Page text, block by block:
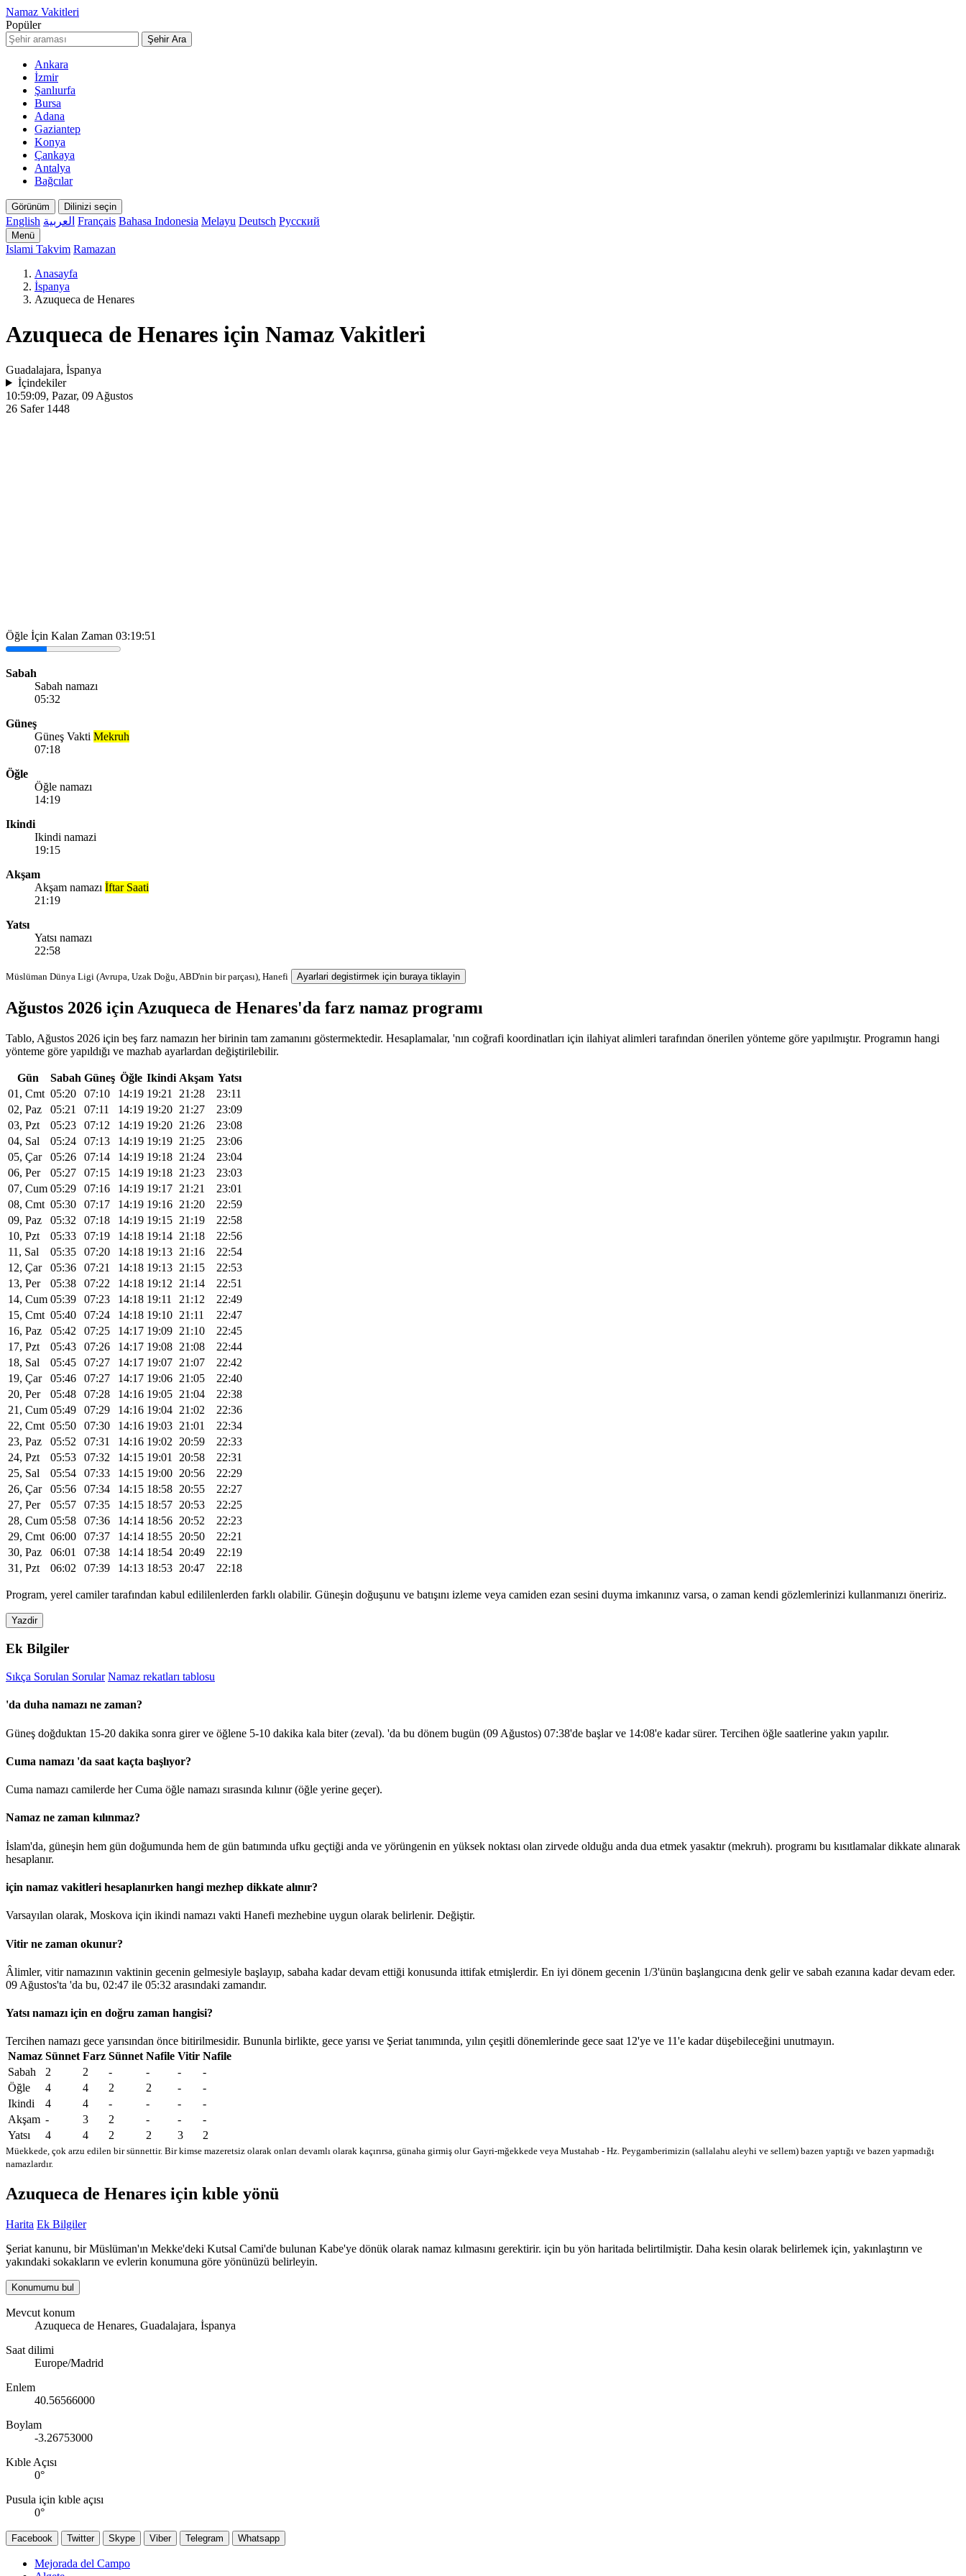
Namaz Vakitleri
Popüler
Şehir Ara
Ankara
İzmir
Şanlıurfa
Bursa
Adana
Gaziantep
Konya
Çankaya
Antalya
Bağcılar
Görünüm Dilinizi seçin
English العربية Français Bahasa Indonesia Melayu Deutsch Русский
Menü
Islami Takvim Ramazan
Anasayfa
İspanya
Azuqueca de Henares
Azuqueca de Henares için Namaz Vakitleri
Guadalajara, İspanya
İçindekiler
10:59:09, Pazar, 09 Ağustos
26 Safer 1448
Öğle İçin Kalan Zaman 03:19:51
Sabah
Sabah namazı
05:32
Güneş
Güneş Vakti Mekruh
07:18
Öğle
Öğle namazı
14:19
Ikindi
Ikindi namazi
19:15
Akşam
Akşam namazı İftar Saati
21:19
Yatsı
Yatsı namazı
22:58
Müslüman Dünya Ligi (Avrupa, Uzak Doğu, ABD'nin bir parçası), Hanefi Ayarlari degistirmek için buraya tiklayin
Ağustos 2026 için Azuqueca de Henares'da farz namaz programı
Tablo, Ağustos 2026 için beş farz namazın her birinin tam zamanını göstermektedir. Hesaplamalar, 'nın coğrafi koordinatları için ilahiyat alimleri tarafından önerilen yönteme göre yapılmıştır. Programın hangi
yönteme göre yapıldığı ve mazhab ayarlardan değiştirilebilir.
Gün Sabah Güneş Öğle Ikindi Akşam Yatsı
01, Cmt 05:20 07:10 14:19 19:21 21:28
23:11
02, Paz
05:21 07:11 14:19 19:20 21:27
23:09
03, Pzt
05:23 07:12 14:19 19:20 21:26
23:08
04, Sal
05:24 07:13 14:19 19:19 21:25
23:06
05, Çar
05:26 07:14 14:19 19:18 21:24
23:04
06, Per
05:27 07:15 14:19 19:18 21:23
23:03
07, Cum 05:29 07:16 14:19 19:17 21:21
23:01
08, Cmt 05:30 07:17 14:19 19:16 21:20
22:59
09, Paz
05:32 07:18 14:19 19:15 21:19
22:58
10, Pzt
05:33 07:19 14:18 19:14 21:18
22:56
11, Sal
05:35 07:20 14:18 19:13 21:16
22:54
12, Çar
05:36 07:21 14:18 19:13 21:15
22:53
13, Per
05:38 07:22 14:18 19:12 21:14
22:51
14, Cum 05:39 07:23 14:18 19:11 21:12
22:49
15, Cmt 05:40 07:24 14:18 19:10 21:11
22:47
16, Paz
05:42 07:25 14:17 19:09 21:10
22:45
17, Pzt
05:43 07:26 14:17 19:08 21:08
22:44
18, Sal
05:45 07:27 14:17 19:07 21:07
22:42
19, Çar
05:46 07:27 14:17 19:06 21:05
22:40
20, Per
05:48 07:28 14:16 19:05 21:04
22:38
21, Cum 05:49 07:29 14:16 19:04 21:02
22:36
22, Cmt 05:50 07:30 14:16 19:03 21:01
22:34
23, Paz
05:52 07:31 14:16 19:02 20:59
22:33
24, Pzt
05:53 07:32 14:15 19:01 20:58
22:31
25, Sal
05:54 07:33 14:15 19:00 20:56
22:29
26, Çar
05:56 07:34 14:15 18:58 20:55
22:27
27, Per
05:57 07:35 14:15 18:57 20:53
22:25
28, Cum 05:58 07:36 14:14 18:56 20:52
22:23
29, Cmt 06:00 07:37 14:14 18:55 20:50
22:21
30, Paz
06:01 07:38 14:14 18:54 20:49
22:19
31, Pzt
06:02 07:39 14:13 18:53 20:47 22:18
Program, yerel camiler tarafından kabul edililenlerden farklı olabilir. Güneşin doğuşunu ve batışını izleme veya camiden ezan sesini duyma imkanınız varsa, o zaman kendi gözlemlerinizi kullanmanızı öneririz.
Yazdir
Ek Bilgiler
Sıkça Sorulan Sorular Namaz rekatları tablosu
'da duha namazı ne zaman?
Güneş doğduktan 15-20 dakika sonra girer ve öğlene 5-10 dakika kala biter (zeval). 'da bu dönem bugün (09 Ağustos) 07:38'de başlar ve 14:08'e kadar sürer. Tercihen öğle saatlerine yakın yapılır.
Cuma namazı 'da saat kaçta başlıyor?
Cuma namazı camilerde her Cuma öğle namazı sırasında kılınır (öğle yerine geçer).
Namaz ne zaman kılınmaz?
İslam'da, güneşin hem gün doğumunda hem de gün batımında ufku geçtiği anda ve yörüngenin en yüksek noktası olan zirvede olduğu anda dua etmek yasaktır (mekruh). programı bu kısıtlamalar dikkate alınarak
hesaplanır.
için namaz vakitleri hesaplanırken hangi mezhep dikkate alınır?
Varsayılan olarak, Moskova için ikindi namazı vakti Hanefi mezhebine uygun olarak belirlenir. Değiştir.
Vitir ne zaman okunur?
Âlimler, vitir namazının vaktinin gecenin gelmesiyle başlayıp, sabaha kadar devam ettiği konusunda ittifak etmişlerdir. En iyi dönem gecenin 1/3'ünün başlangıcına denk gelir ve sabah ezanına kadar devam eder.
09 Ağustos'ta 'da bu, 02:47 ile 05:32 arasındaki zamandır.
Yatsı namazı için en doğru zaman hangisi?
Tercihen namazı gece yarısından önce bitirilmesidir. Bununla birlikte, gece yarısı ve Şeriat tanımında, yılın çeşitli dönemlerinde gece saat 12'ye ve 11'e kadar düşebileceğini unutmayın.
Namaz Sünnet Farz Sünnet Nafile Vitir Nafile
Sabah
2 2 - - -
-
Öğle
4 4 2 2 -
-
Ikindi
4 4 - - -
-
Akşam - 3 2 - -
-
Yatsı
4 4 2 2 3 2
Müekkede, çok arzu edilen bir sünnettir. Bir kimse mazeretsiz olarak onları devamlı olarak kaçırırsa, günaha girmiş olur Gayri-mğekkede veya Mustahab - Hz. Peygamberimizin (sallalahu aleyhi ve sellem) bazen yaptığı ve bazen yapmadığı
namazlardır.
Azuqueca de Henares için kıble yönü
Harita Ek Bilgiler
Şeriat kanunu, bir Müslüman'ın Mekke'deki Kutsal Cami'de bulunan Kabe'ye dönük olarak namaz kılmasını gerektirir. için bu yön haritada belirtilmiştir. Daha kesin olarak belirlemek için, yakınlaştırın ve
yakındaki sokakların ve evlerin konumuna göre yönünüzü belirleyin.
Konumumu bul
Mevcut konum
Azuqueca de Henares, Guadalajara, İspanya
Saat dilimi
Europe/Madrid
Enlem
40.56566000
Boylam
-3.26753000
Kıble Açısı
0°
Pusula için kıble açısı
0°
Facebook Twitter Skype Viber Telegram Whatsapp
Mejorada del Campo